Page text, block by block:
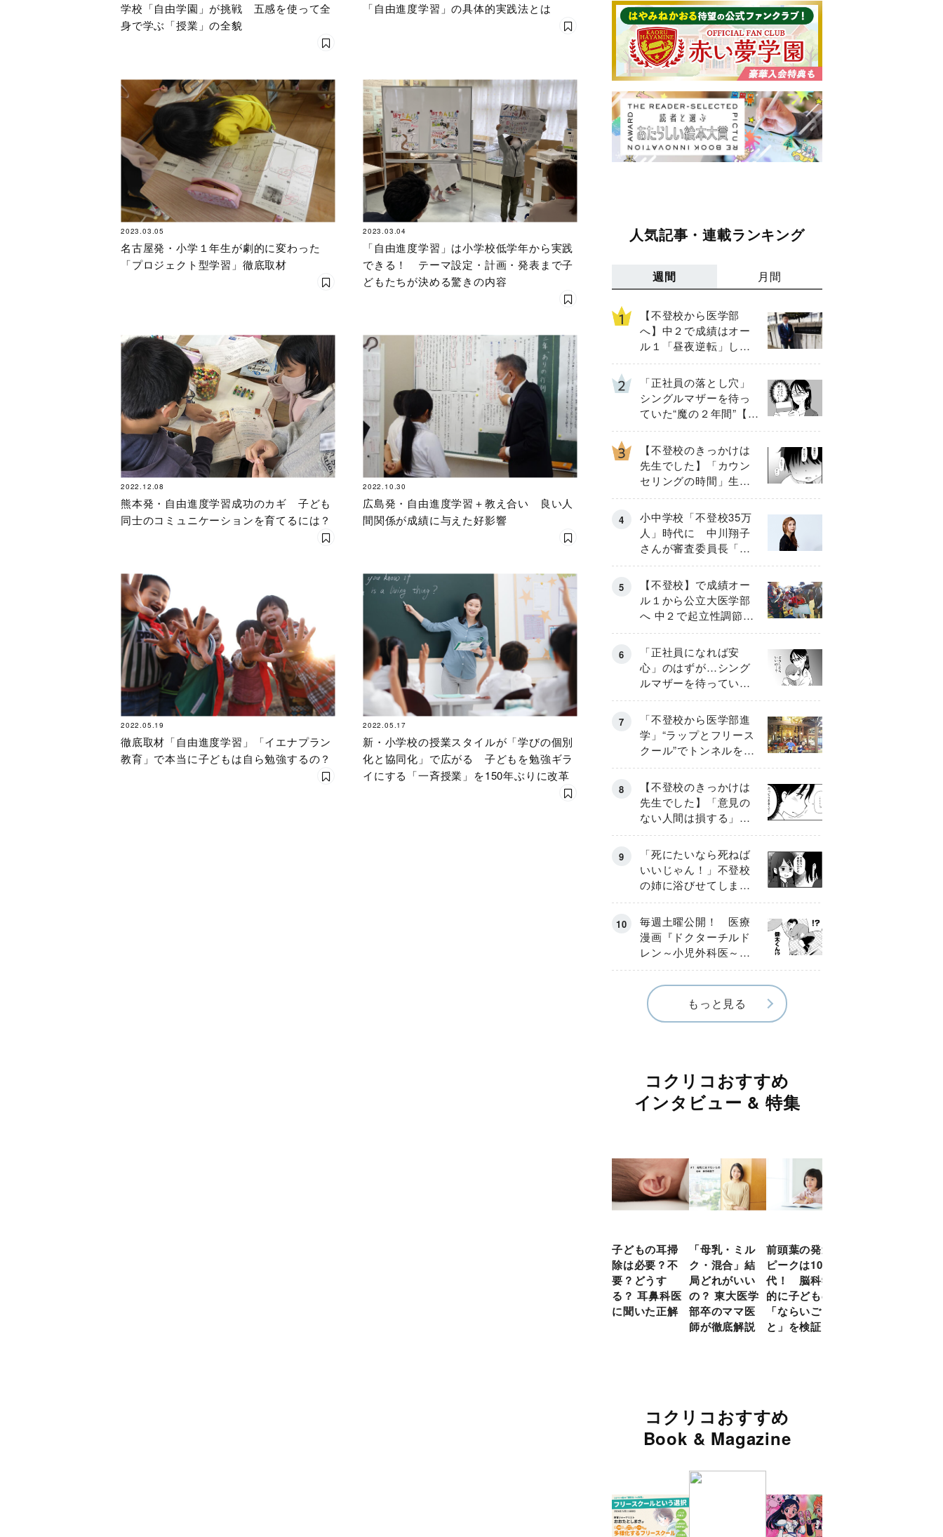
学校「自由学園」が挑戦 五感を使って全
身で学ぶ「授業」の全貌
「自由進度学習」の具体的実践法とは
2023.03.05
名古屋発・小学１年生が劇的に変わった
「プロジェクト型学習」徹底取材
2023.03.04
「自由進度学習」は小学校低学年から実践
できる！ テーマ設定・計画・発表まで子
どもたちが決める驚きの内容
2022.12.08
熊本発・自由進度学習成功のカギ 子ども
同士のコミュニケーションを育てるには？
2022.10.30
広島発・自由進度学習＋教え合い 良い人
間関係が成績に与えた好影響
2022.05.19
徹底取材「自由進度学習」「イエナプラン
教育」で本当に子どもは自ら勉強するの？
2022.05.17
新・小学校の授業スタイルが「学びの個別
化と協同化」で広がる 子どもを勉強ギラ
イにする「一斉授業」を150年ぶりに改革
人気記事・連載ランキング
週間 月間
【不登校から医学部
へ】中２で成績はオー
ル１「昼夜逆転」した
わが子を”夜遊び”に連れ
出した母の気づき
「正社員の落とし穴」
シングルマザーを待っ
ていた“魔の２年間”【後
編】
【不登校のきっかけは
先生でした】「カウン
セリングの時間」生徒
の情報をバラしたの
は…《第２話》
小中学校「不登校35万
人」時代に 中川翔子
さんが審査委員長「不
登校生動画甲子園
2026」が開催
【不登校】で成績オー
ル１から公立大医学部
へ 中２で起立性調節障
害「治るまで３年」の
診断 そのとき母は
「正社員になれば安
心」のはずが…シング
ルマザーを待ってい
た“魔の２年間”【前編】
「不登校から医学部進
学」“ラップとフリース
クール”でトンネルを脱
して高校受験へ〔元野
球少年の実話〕
【不登校のきっかけは
先生でした】「意見の
ない人間は損する」担
任の一言が苦しみに…
《第１話》
「死にたいなら死ねば
いいじゃん！」不登校
の姉に浴びせてしまっ
た言葉【番外編・後
編】
毎週土曜公開！ 医療
漫画『ドクターチルド
レン～小児外科医～』
【Episode.４】
もっと見る
コクリコおすすめ
インタビュー & 特集
子どもの耳掃
除は必要？不
要？どうす
る？ 耳鼻科医
に聞いた正解
「母乳・ミル
ク・混合」結
局どれがいい
の？ 東大医学
部卒のママ医
師が徹底解説
前頭葉の発達
ピークは10
代！ 脳科学
的に子どもの
「ならいご
と」を検証
コクリコおすすめ
Book & Magazine